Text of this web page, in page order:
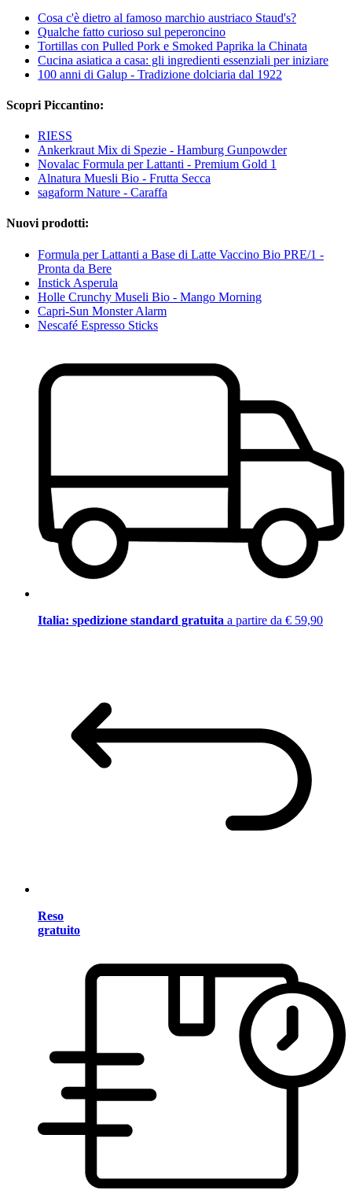
Cosa c'è dietro al famoso marchio austriaco Staud's?
Qualche fatto curioso sul peperoncino
Tortillas con Pulled Pork e Smoked Paprika la Chinata
Cucina asiatica a casa: gli ingredienti essenziali per iniziare
100 anni di Galup - Tradizione dolciaria dal 1922
Scopri Piccantino:
RIESS
Ankerkraut Mix di Spezie - Hamburg Gunpowder
Novalac Formula per Lattanti - Premium Gold 1
Alnatura Muesli Bio - Frutta Secca
sagaform Nature - Caraffa
Nuovi prodotti:
Formula per Lattanti a Base di Latte Vaccino Bio PRE/1 -
Pronta da Bere
Instick Asperula
Holle Crunchy Museli Bio - Mango Morning
Capri-Sun Monster Alarm
Nescafé Espresso Sticks
Italia: spedizione standard gratuita a partire da € 59,90
Reso
gratuito